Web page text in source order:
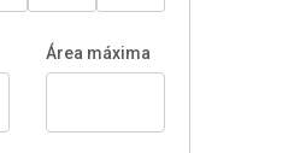
Área máxima